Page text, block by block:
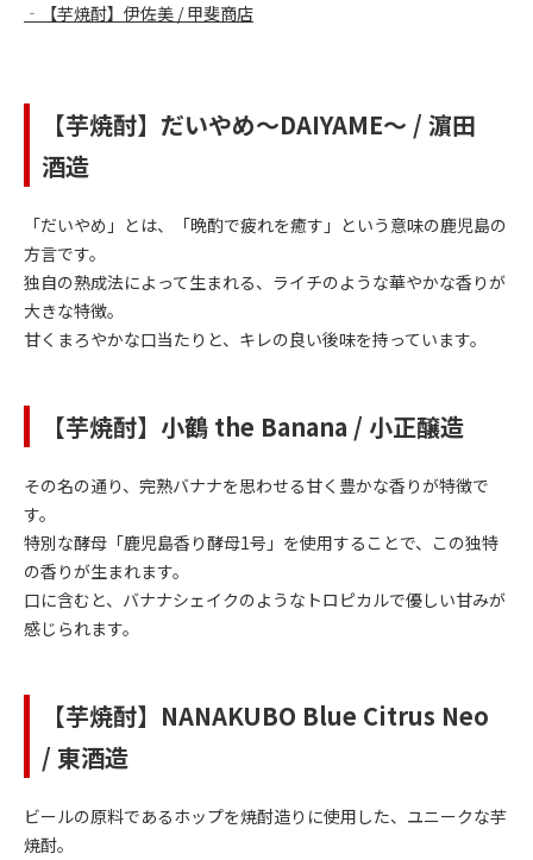
‐【芋焼酎】伊佐美 / 甲斐商店
【芋焼酎】だいやめ～DAIYAME～ / 濵田
酒造
「だいやめ」とは、「晩酌で疲れを癒す」という意味の鹿児島の
方言です。
独自の熟成法によって生まれる、ライチのような華やかな香りが
大きな特徴。
甘くまろやかな口当たりと、キレの良い後味を持っています。
【芋焼酎】小鶴 the Banana / 小正醸造
その名の通り、完熟バナナを思わせる甘く豊かな香りが特徴で
す。
特別な酵母「鹿児島香り酵母1号」を使用することで、この独特
の香りが生まれます。
口に含むと、バナナシェイクのようなトロピカルで優しい甘みが
感じられます。
【芋焼酎】NANAKUBO Blue Citrus Neo
/ 東酒造
ビールの原料であるホップを焼酎造りに使用した、ユニークな芋
焼酎。